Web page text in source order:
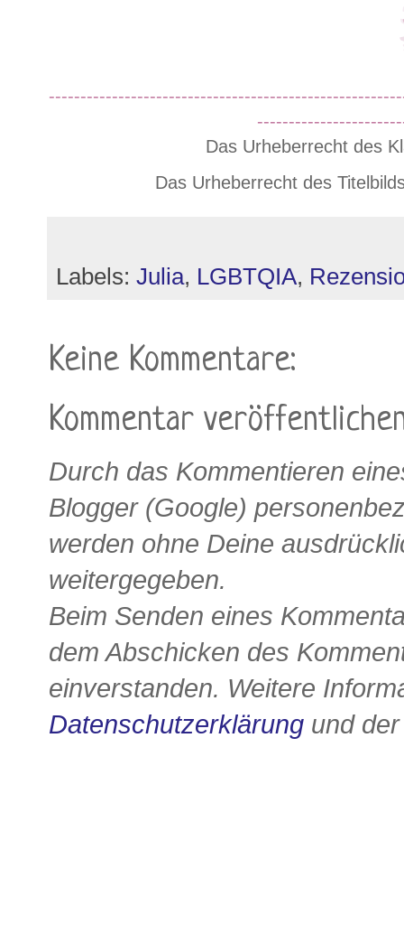
Das Urheberrecht des
Das Urheberrecht des
Labels: Julia, LGBTQIA,
Keine Kommentare:
Kommentar
Durch das Kommentieren
Blogger (Google)
werden ohne Deine
weitergegeben.
Beim Senden eines
dem Abschicken des
einverstanden. Weitere
Datenschutzerklärung und